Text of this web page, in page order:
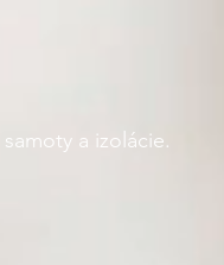
a izolácie.